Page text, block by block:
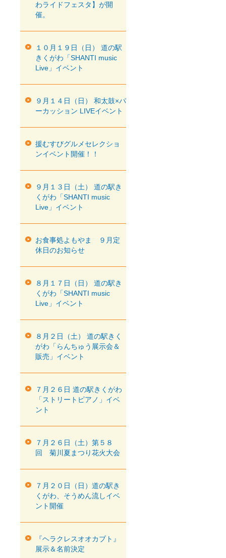
わライドフェスタ】が開
催。
１０月１９日（日） 道の駅
きくがわ「SHANTI music
Live」イベント
９月１４日（日） 和太鼓×パ
ーカッション LIVEイベント
援むすびグルメセレクショ
ンイベント開催！！
９月１３日（土） 道の駅き
くがわ「SHANTI music
Live」イベント
お食事処よもやま ９月定
休日のお知らせ
８月１７日（日） 道の駅き
くがわ「SHANTI music
Live」イベント
８月２日（土） 道の駅きく
がわ「らんちゅう展示会＆
販売」イベント
７月２６日 道の駅きくがわ
「ストリートピアノ」イベ
ント
７月２６日（土）第５８
回 菊川夏まつり花火大会
７月２０日（日）道の駅き
くがわ、そうめん流しイベ
ント開催
『ヘラクレスオオカブト』
展示＆名前決定